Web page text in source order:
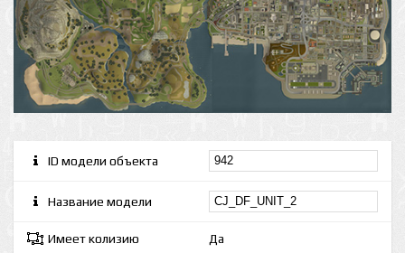
ID модели объекта
Название модели
Имеет колизию Да